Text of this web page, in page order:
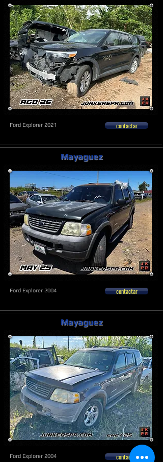
Ford Explorer 2021 contactar
Mayaguez
Ford Explorer 2004 contactar
Mayaguez
Ford Explorer 2004 contactar